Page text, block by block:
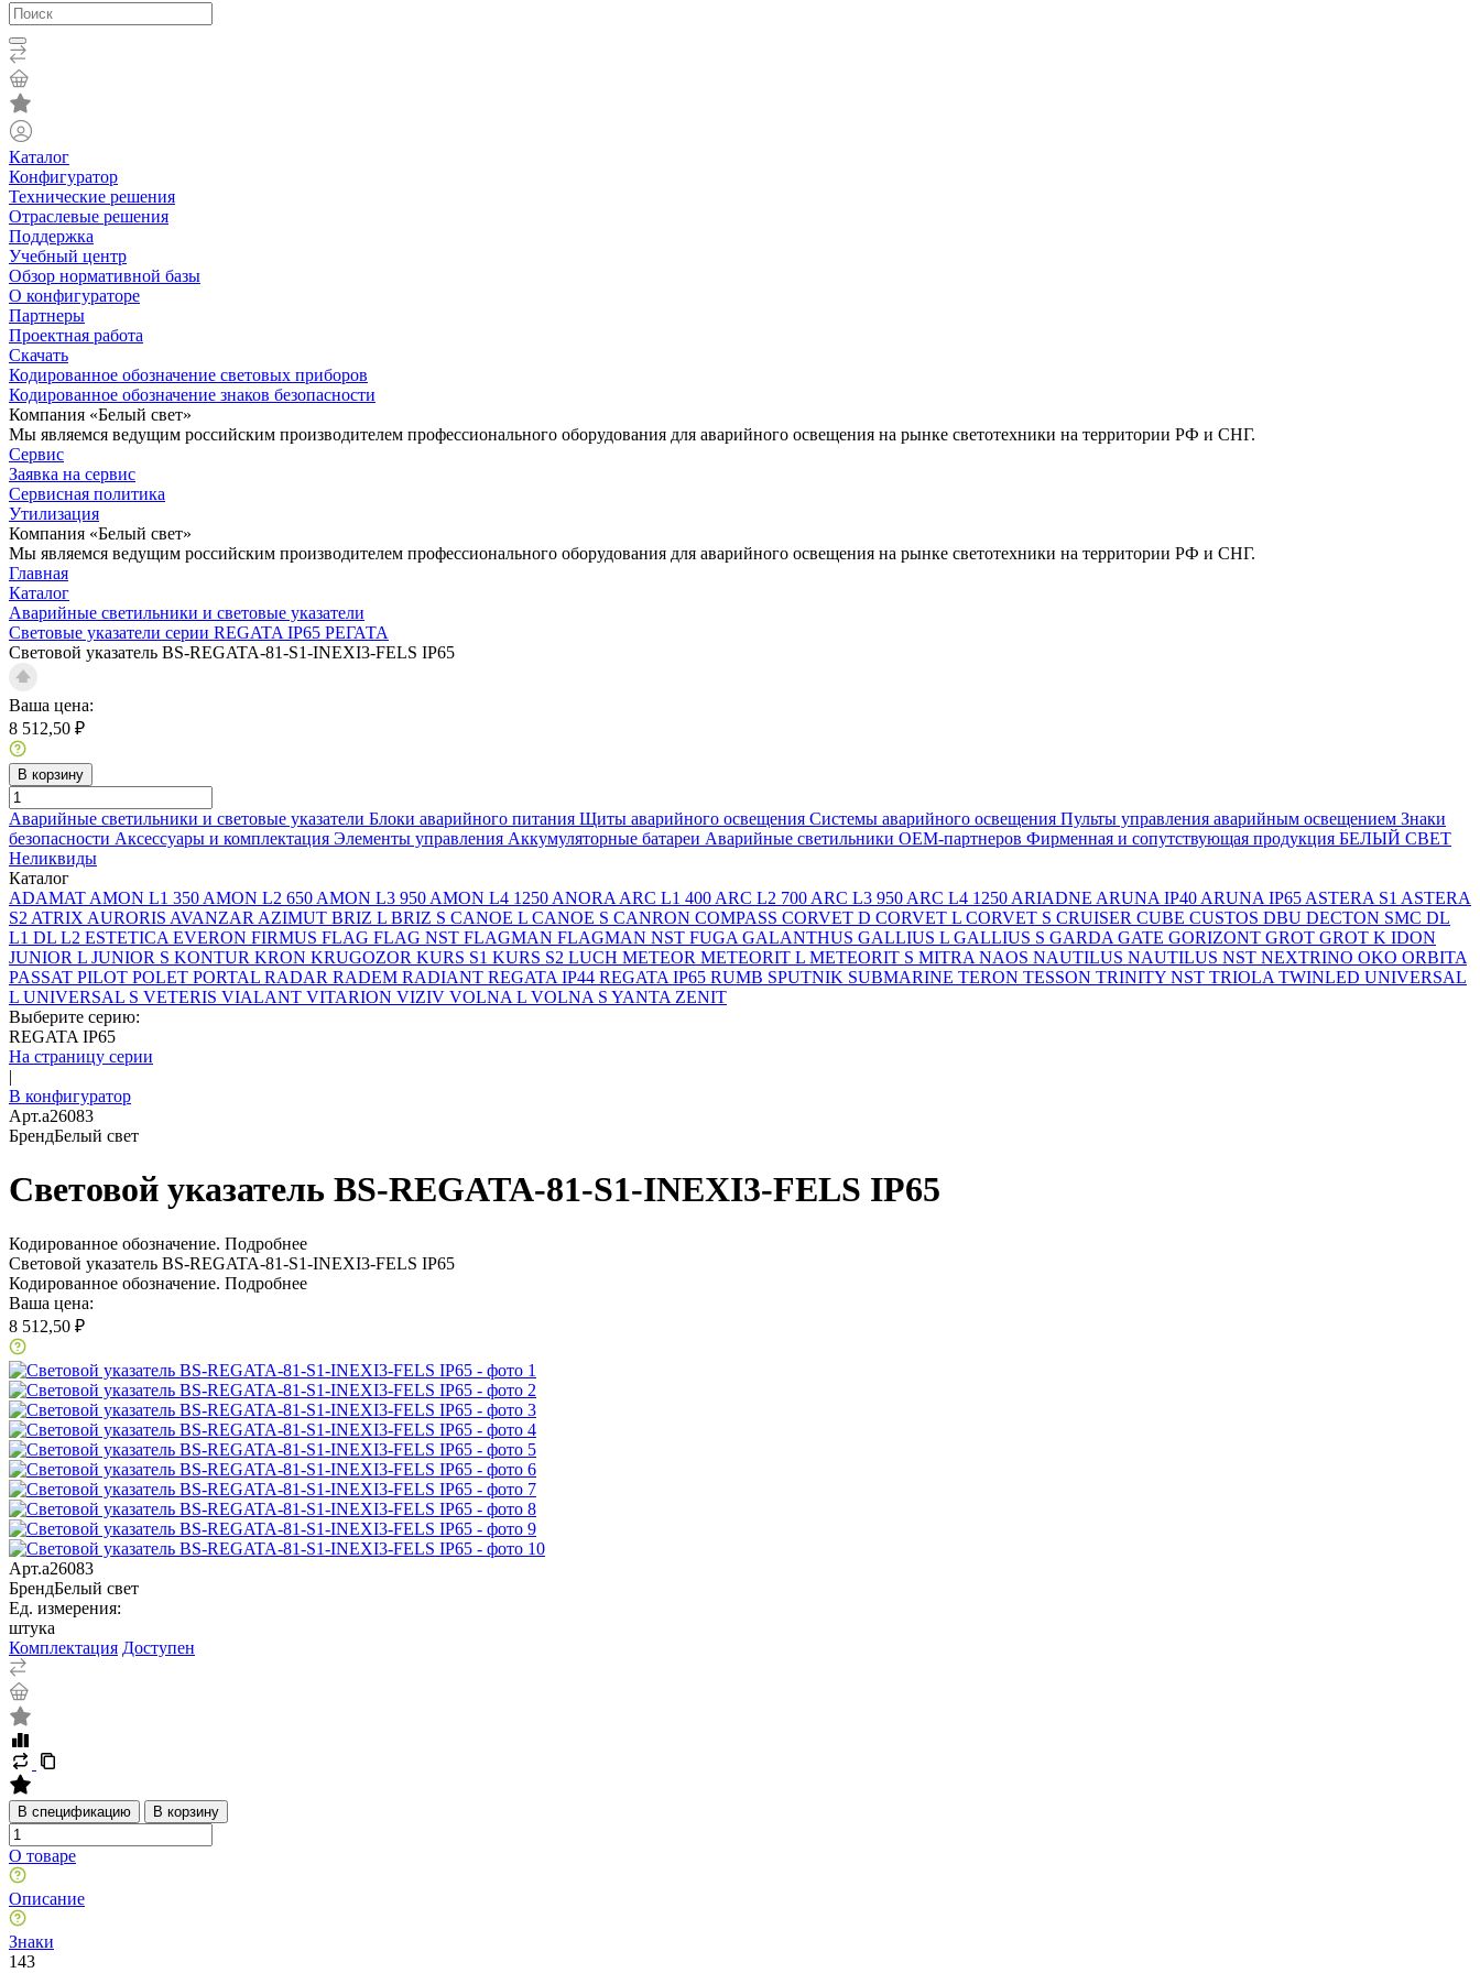
Каталог
Конфигуратор
Технические решения
Отраслевые решения
Поддержка
Учебный центр
Обзор нормативной базы
О конфигураторе
Партнеры
Проектная работа
Скачать
Кодированное обозначение световых приборов
Кодированное обозначение знаков безопасности
Компания «Белый свет»
Мы являемся ведущим российским производителем профессионального оборудования для аварийного освещения на рынке светотехники на территории РФ и СНГ.
Сервис
Заявка на сервис
Сервисная политика
Утилизация
Компания «Белый свет»
Мы являемся ведущим российским производителем профессионального оборудования для аварийного освещения на рынке светотехники на территории РФ и СНГ.
Главная
Каталог
Аварийные светильники и световые указатели
Световые указатели серии REGATA IP65 РЕГАТА
Световой указатель BS-REGATA-81-S1-INEXI3-FELS IP65
Ваша цена:
8 512,50 ₽
В корзину
Аварийные светильники и световые указатели Блоки аварийного питания Щиты аварийного освещения Системы аварийного освещения Пульты управления аварийным освещением Знаки
безопасности Аксессуары и комплектация Элементы управления Аккумуляторные батареи Аварийные светильники ОЕМ-партнеров Фирменная и сопутствующая продукция БЕЛЫЙ СВЕТ
Неликвиды
Каталог
ADAMAT AMON L1 350 AMON L2 650 AMON L3 950 AMON L4 1250 ANORA ARC L1 400 ARC L2 700 ARC L3 950 ARC L4 1250 ARIADNE ARUNA IP40 ARUNA IP65 ASTERA S1 ASTERA
S2 ATRIX AURORIS AVANZAR AZIMUT BRIZ L BRIZ S CANOE L CANOE S CANRON COMPASS CORVET D CORVET L CORVET S CRUISER CUBE CUSTOS DBU DECTON SMC DL
L1 DL L2 ESTETICA EVERON FIRMUS FLAG FLAG NST FLAGMAN FLAGMAN NST FUGA GALANTHUS GALLIUS L GALLIUS S GARDA GATE GORIZONT GROT GROT K IDON
JUNIOR L JUNIOR S KONTUR KRON KRUGOZOR KURS S1 KURS S2 LUCH METEOR METEORIT L METEORIT S MITRA NAOS NAUTILUS NAUTILUS NST NEXTRINO OKO ORBITA
PASSAT PILOT POLET PORTAL RADAR RADEM RADIANT REGATA IP44 REGATA IP65 RUMB SPUTNIK SUBMARINE TERON TESSON TRINITY NST TRIOLA TWINLED UNIVERSAL
L UNIVERSAL S VETERIS VIALANT VITARION VIZIV VOLNA L VOLNA S YANTA ZENIT
Выберите серию:
REGATA IP65
На страницу серии
|
В конфигуратор
Арт.a26083
БрендБелый свет
Световой указатель BS-REGATA-81-S1-INEXI3-FELS IP65
Кодированное обозначение. Подробнее
Световой указатель BS-REGATA-81-S1-INEXI3-FELS IP65
Кодированное обозначение. Подробнее
Ваша цена:
8 512,50 ₽
Арт.a26083
БрендБелый свет
Ед. измерения:
штука
Комплектация Доступен
В спецификацию В корзину
О товаре
Описание
Знаки
143